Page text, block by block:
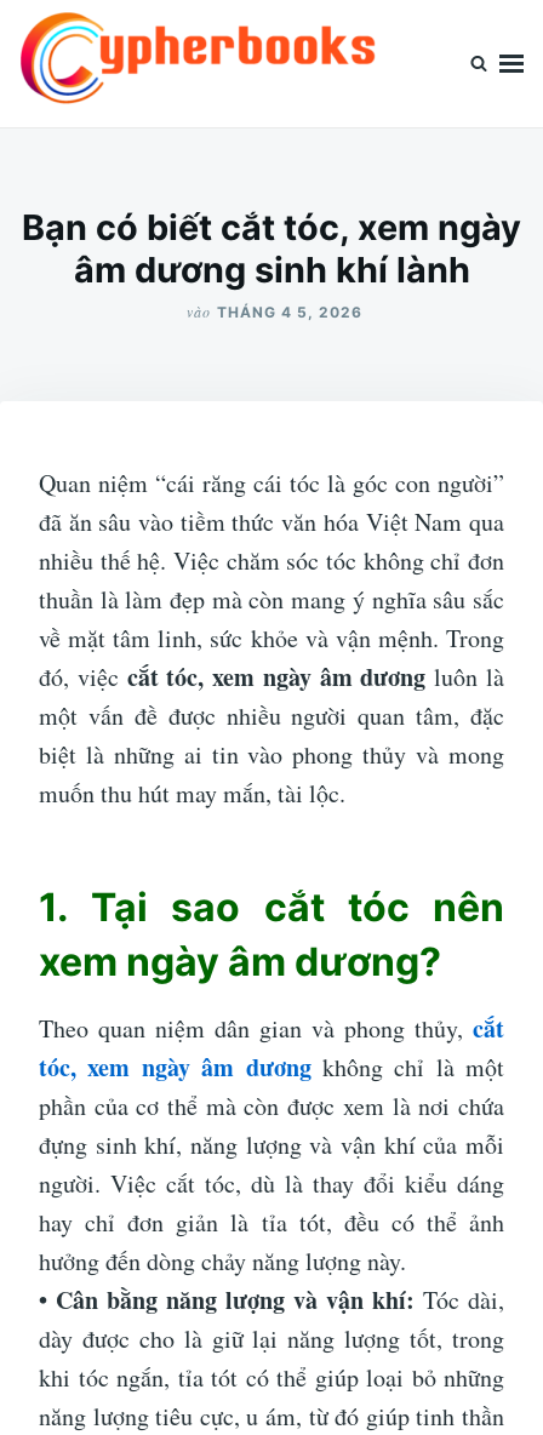
Nhảy
đến
nội
Tìm
kiếm
cho:
Bạn có biết cắt tóc, xem ngày
âm dương sinh khí lành
vào THÁNG 4 5, 2026
Quan niệm “cái răng cái tóc là góc con người”
đã ăn sâu vào tiềm thức văn hóa Việt Nam qua
nhiều thế hệ. Việc chăm sóc tóc không chỉ đơn
thuần là làm đẹp mà còn mang ý nghĩa sâu sắc
về mặt tâm linh, sức khỏe và vận mệnh. Trong
đó, việc cắt tóc, xem ngày âm dương luôn là
một vấn đề được nhiều người quan tâm, đặc
biệt là những ai tin vào phong thủy và mong
muốn thu hút may mắn, tài lộc.
1. Tại sao cắt tóc nên
xem ngày âm dương?
Theo quan niệm dân gian và phong thủy, cắt
tóc, xem ngày âm dươngkhông chỉ là một
phần của cơ thể mà còn được xem là nơi chứa
đựng sinh khí, năng lượng và vận khí của mỗi
người. Việc cắt tóc, dù là thay đổi kiểu dáng
hay chỉ đơn giản là tỉa tót, đều có thể ảnh
hưởng đến dòng chảy năng lượng này.
• Cân bằng năng lượng và vận khí: Tóc dài,
dày được cho là giữ lại năng lượng tốt, trong
khi tóc ngắn, tỉa tót có thể giúp loại bỏ những
năng lượng tiêu cực, u ám, từ đó giúp tinh thần